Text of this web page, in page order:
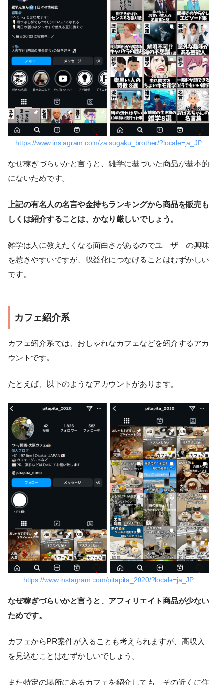
https://www.instagram.com/zatsugaku_brother/?locale=ja_JP
なぜ稼ぎづらいかと言うと、雑学に基づいた商品が基本的
にないためです。
上記の有名人の名言や金持ちランキングから商品を販売も
しくは紹介することは、かなり厳しいでしょう。
雑学は人に教えたくなる面白さがあるのでユーザーの興味
を惹きやすいですが、収益化につなげることはむずかしい
です。
カフェ紹介系
カフェ紹介系では、おしゃれなカフェなどを紹介するアカ
ウントです。
たとえば、以下のようなアカウントがあります。
https://www.instagram.com/pitapita_2020/?locale=ja_JP
なぜ稼ぎづらいかと言うと、アフィリエイト商品が少ない
ためです。
カフェからPR案件が入ることも考えられますが、高収入
を見込むことはむずかしいでしょう。
また特定の場所にあるカフェを紹介しても、その近くに住